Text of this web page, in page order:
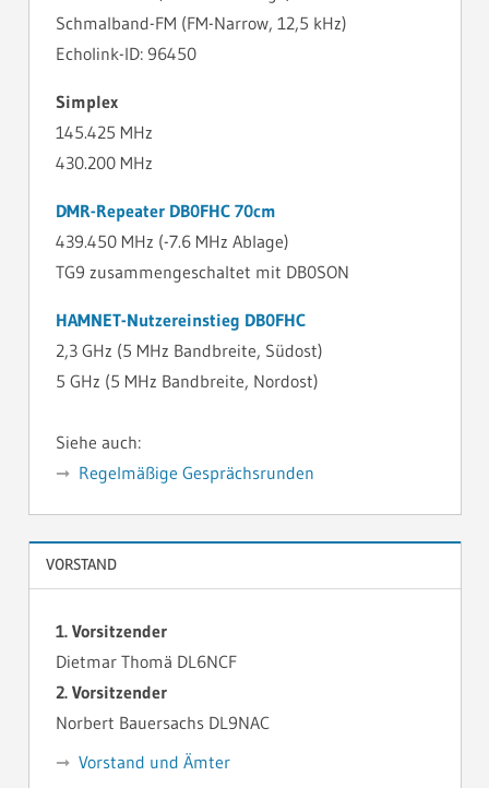
Schmalband-FM (FM-Narrow, 12,5 kHz)
Echolink-ID: 96450
Simplex
145.425 MHz
430.200 MHz
DMR-Repeater DB0FHC 70cm
439.450 MHz (-7.6 MHz Ablage)
TG9 zusammengeschaltet mit DB0SON
HAMNET-Nutzereinstieg DB0FHC
2,3 GHz (5 MHz Bandbreite, Südost)
5 GHz (5 MHz Bandbreite, Nordost)
Siehe auch:
Regelmäßige Gesprächsrunden
VORSTAND
1. Vorsitzender
Dietmar Thomä DL6NCF
2. Vorsitzender
Norbert Bauersachs DL9NAC
Vorstand und Ämter